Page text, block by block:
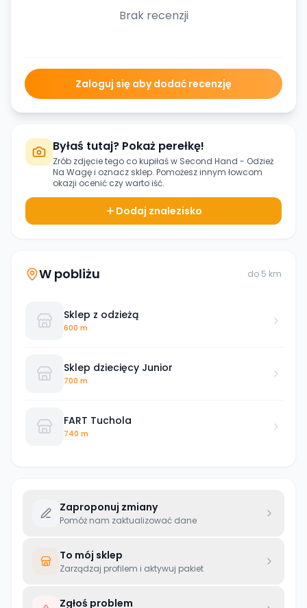
Brak recenzji
Zaloguj się aby dodać recenzję
Byłaś tutaj? Pokaż perełkę!
Zrób zdjęcie tego co kupiłaś w Second Hand - Odzież
Na Wagęi oznacz sklep. Pomożesz innym łowcom
okazji ocenić czy warto iść.
Dodaj znalezisko
W pobliżu do 5 km
Sklep z odzieżą
600 m
Sklep dziecięcy Junior
700 m
FART Tuchola
740 m
Zaproponuj zmiany
Pomóż nam zaktualizować dane
To mój sklep
Zarządzaj profilem i aktywuj pakiet
Zgłoś problem